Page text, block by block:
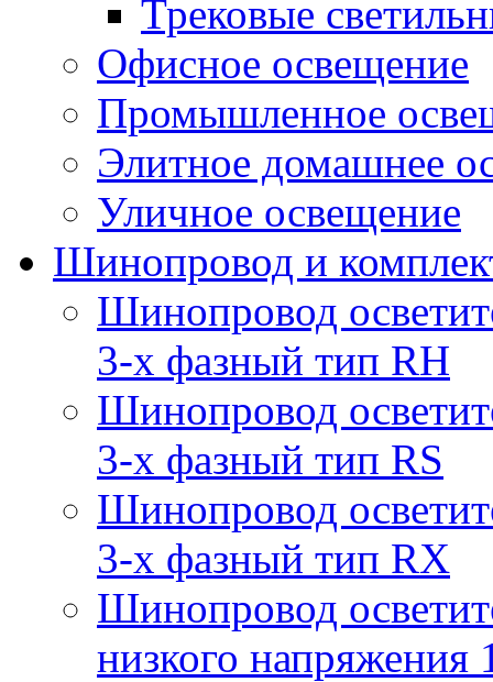
Трековые
Офисное освещение
Промышленное
Элитное домашнее
Уличное освещение
Шинопровод и
Шинопровод
3-х фазный тип RH
Шинопровод
3-х фазный тип RS
Шинопровод
3-х фазный тип RX
Шинопровод
низкого напряжения